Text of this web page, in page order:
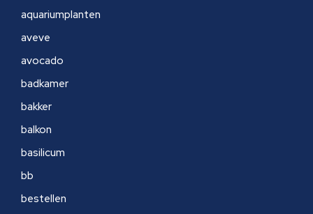
aquariumplanten
aveve
avocado
badkamer
bakker
balkon
basilicum
bb
bestellen